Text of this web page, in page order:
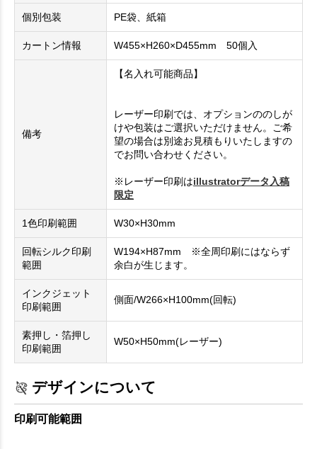
個別包装 PE袋、紙箱
カートン情報 W455×H260×D455mm 50個入
備考
【名入れ可能商品】
レーザー印刷では、オプションののしが
けや包装はご選択いただけません。ご希
望の場合は別途お見積もりいたしますの
でお問い合わせください。
※レーザー印刷はillustratorデータ入稿
限定
1色印刷範囲 W30×H30mm
回転シルク印刷
範囲
W194×H87mm ※全周印刷にはならず
余白が生じます。
インクジェット
印刷範囲
側面/W266×H100mm(回転)
素押し・箔押し
印刷範囲
W50×H50mm(レーザー)
デザインについて
印刷可能範囲